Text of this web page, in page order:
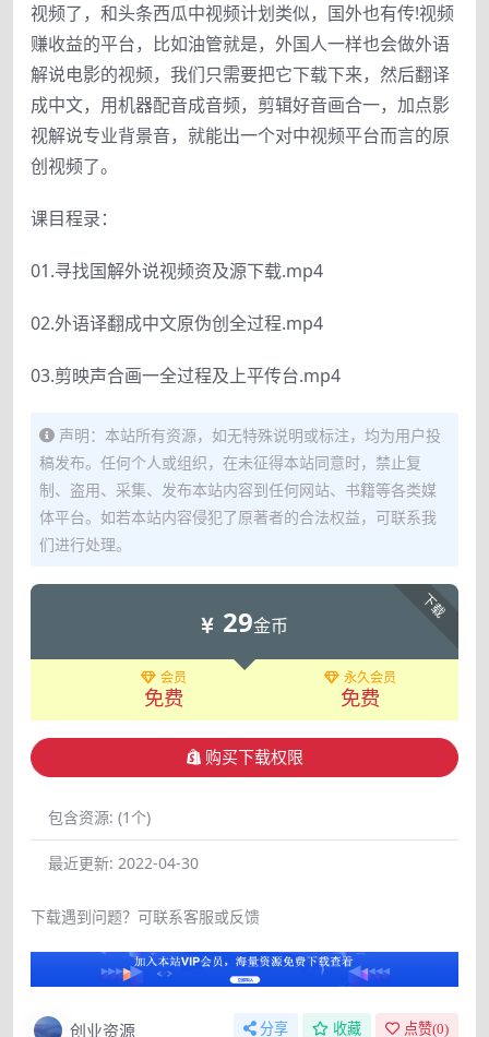
视频了，和头条西瓜中视频计划类似，国外也有传!视频
赚收益的平台，比如油管就是，外国人一样也会做外语
解说电影的视频，我们只需要把它下载下来，然后翻译
成中文，用机器配音成音频，剪辑好音画合一，加点影
视解说专业背景音，就能出一个对中视频平台而言的原
创视频了。
课目程录：
01.寻找国解外说视频资及源下载.mp4
02.外语译翻成中文原伪创全过程.mp4
03.剪映声合画一全过程及上平传台.mp4
声明：本站所有资源，如无特殊说明或标注，均为用户投
稿发布。任何个人或组织，在未征得本站同意时，禁止复
制、盗用、采集、发布本站内容到任何网站、书籍等各类媒
体平台。如若本站内容侵犯了原著者的合法权益，可联系我
们进行处理。
下载
29金币
会员
免费
永久会员
免费
购买下载权限
包含资源: (1个)
最近更新: 2022-04-30
下载遇到问题？可联系客服或反馈
创业资源 分享 收藏 点赞(0)